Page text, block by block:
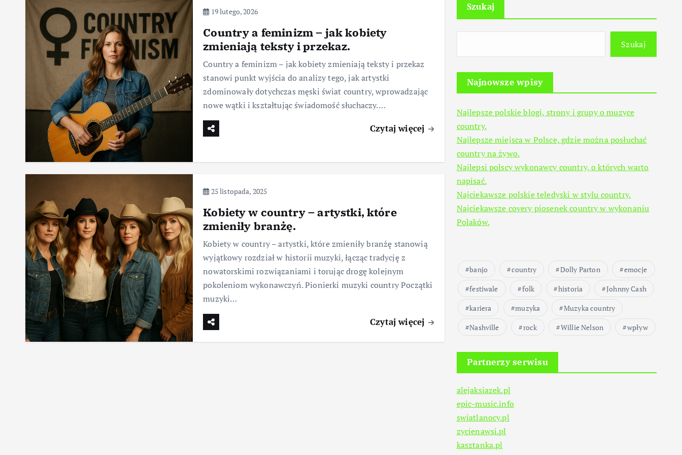
19 lutego, 2026
Country a feminizm – jak kobiety
zmieniają teksty i przekaz.
Country a feminizm – jak kobiety zmieniają teksty i przekaz
stanowi punkt wyjścia do analizy tego, jak artystki
zdominowały dotychczas męski świat country, wprowadzając
nowe wątki i kształtując świadomość słuchaczy.…
Czytaj więcej
25 listopada, 2025
Kobiety w country – artystki, które
zmieniły branżę.
Kobiety w country – artystki, które zmieniły branżę stanowią
wyjątkowy rozdział w historii muzyki, łącząc tradycję z
nowatorskimi rozwiązaniami i torując drogę kolejnym
pokoleniom wykonawczyń. Pionierki muzyki country Początki
muzyki…
Czytaj więcej
Szukaj
Szukaj
Najnowsze wpisy
Najlepsze polskie blogi, strony i grupy o muzyce
country.
Najlepsze miejsca w Polsce, gdzie można posłuchać
country na żywo.
Najlepsi polscy wykonawcy country, o których warto
napisać.
Najciekawsze polskie teledyski w stylu country.
Najciekawsze covery piosenek country w wykonaniu
Polaków.
banjo country Dolly Parton
emocje
festiwale
folk historia
Johnny Cash
kariera
muzyka
Muzyka country
Nashville
rock Willie Nelson wpływ
Partnerzy serwisu
alejaksiazek.pl
epic-music.info
swiatlanocy.pl
zycienawsi.pl
kasztanka.pl